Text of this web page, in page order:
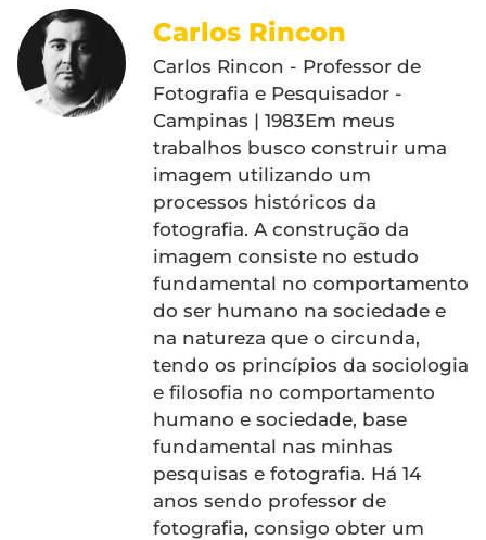
Carlos Rincon
Carlos Rincon - Professor de
Fotografia e Pesquisador -
Campinas | 1983Em meus
trabalhos busco construir uma
imagem utilizando um
processos históricos da
fotografia. A construção da
imagem consiste no estudo
fundamental no comportamento
do ser humano na sociedade e
na natureza que o circunda,
tendo os princípios da sociologia
e filosofia no comportamento
humano e sociedade, base
fundamental nas minhas
pesquisas e fotografia. Há 14
anos sendo professor de
fotografia, consigo obter um